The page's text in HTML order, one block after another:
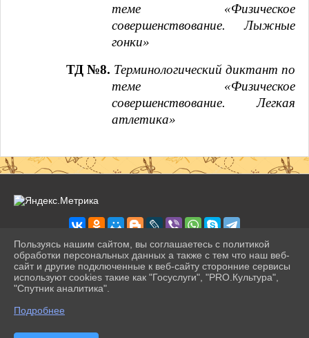
теме «Физическое
совершенствование. Лыжные
гонки»
ТД №8. Терминологический диктант по
теме «Физическое
совершенствование. Легкая
атлетика»
2026 г. pravogimn.ru
Вход
Карта сайта
Политика обработки персональных данных
Сделано на KubCMS
Пользуясь нашим сайтом, вы соглашаетесь с политикой
обработки персональных данных а также с тем что наш веб-
сайт и другие подключенные к веб-сайту сторонние сервисы
используют cookies такие как "Госуслуги", "PRO.Культура",
"Спутник аналитика".
Подробнее